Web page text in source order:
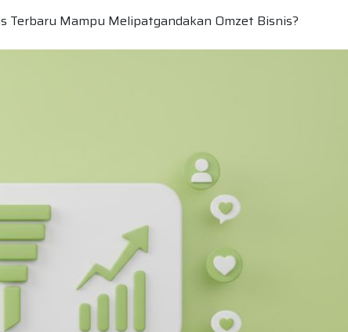
Terbaru Mampu Melipatgandakan Omzet Bisnis?